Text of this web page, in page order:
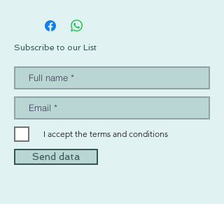
neutro y un programa de lavado y
centrifugado suave, tender en plano y
evitar el uso de secadora.
Subscribe to our List
I accept the terms and conditions
Send data